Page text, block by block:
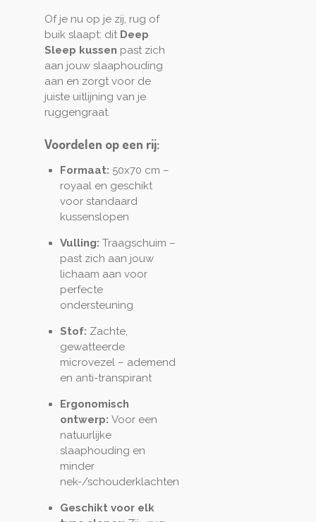
Of je nu op je zij, rug of
buik slaapt: dit Deep
Sleep kussen past zich
aan jouw slaaphouding
aan en zorgt voor de
juiste uitlijning van je
ruggengraat.
Voordelen op een rij:
Formaat: 50x70 cm –
royaal en geschikt
voor standaard
kussenslopen
Vulling: Traagschuim –
past zich aan jouw
lichaam aan voor
perfecte
ondersteuning
Stof: Zachte,
gewatteerde
microvezel – ademend
en anti-transpirant
Ergonomisch
ontwerp: Voor een
natuurlijke
slaaphouding en
minder
nek-/schouderklachten
Geschikt voor elk